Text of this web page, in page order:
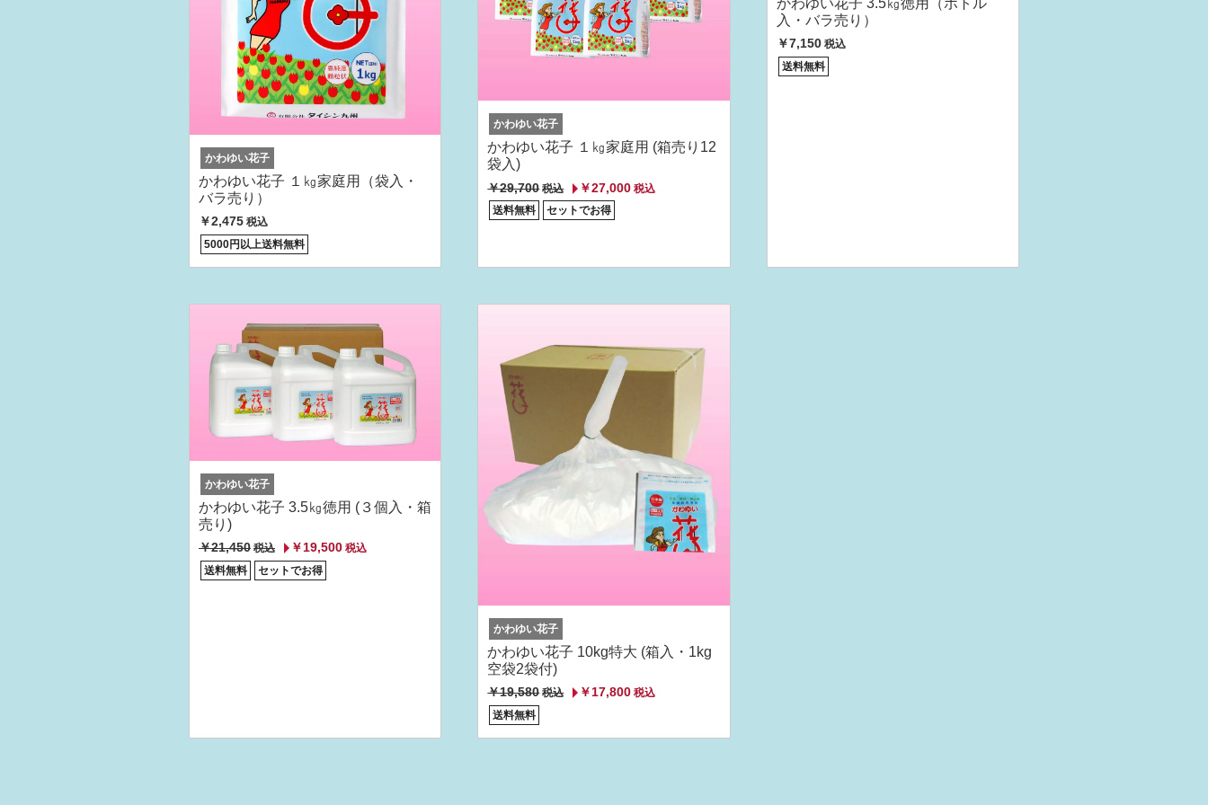
かわゆい花子
かわゆい花子 １㎏家庭用（袋入・
バラ売り）
￥2,475 税込
5000円以上送料無料
かわゆい花子
かわゆい花子 １㎏家庭用 (箱売り12
袋入)
￥29,700 税込 ￥27,000 税込
送料無料
セットでお得
入・バラ売り）
￥7,150 税込
送料無料
かわゆい花子
かわゆい花子 3.5㎏徳用 (３個入・箱
売り)
￥21,450 税込 ￥19,500 税込
送料無料
セットでお得
かわゆい花子
かわゆい花子 10kg特大 (箱入・1kg
空袋2袋付)
￥19,580 税込 ￥17,800 税込
送料無料